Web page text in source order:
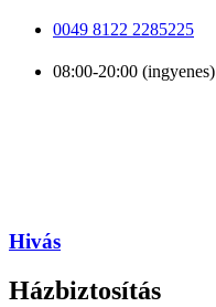
0049 8122 2285225
08:00-20:00 (ingyenes)
Hivás
Házbiztosítás